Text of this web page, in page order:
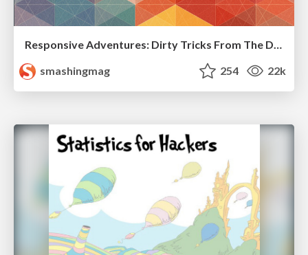
Responsive Adventures: Dirty Tricks From The Dark Corners of Front-End
smashingmag
254 22k